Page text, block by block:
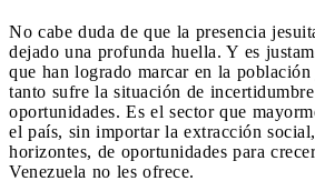
No cabe duda de que la presencia
dejado una profunda huella. Y es
que han logrado marcar en la
tanto sufre la situación de
oportunidades. Es el sector que
el país, sin importar la extracción
horizontes, de oportunidades para
Venezuela no les ofrece.